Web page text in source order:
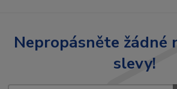
Nepropásněte žádné
slevy!